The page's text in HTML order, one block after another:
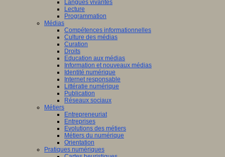
Langues vivantes
Lecture
Programmation
Médias
Compétences informationnelles
Culture des médias
Curation
Droits
Education aux médias
Information et nouveaux médias
Identité numérique
Internet responsable
Littératie numérique
Publication
Réseaux sociaux
Métiers
Entrepreneuriat
Entreprises
Evolutions des métiers
Métiers du numérique
Orientation
Pratiques numériques